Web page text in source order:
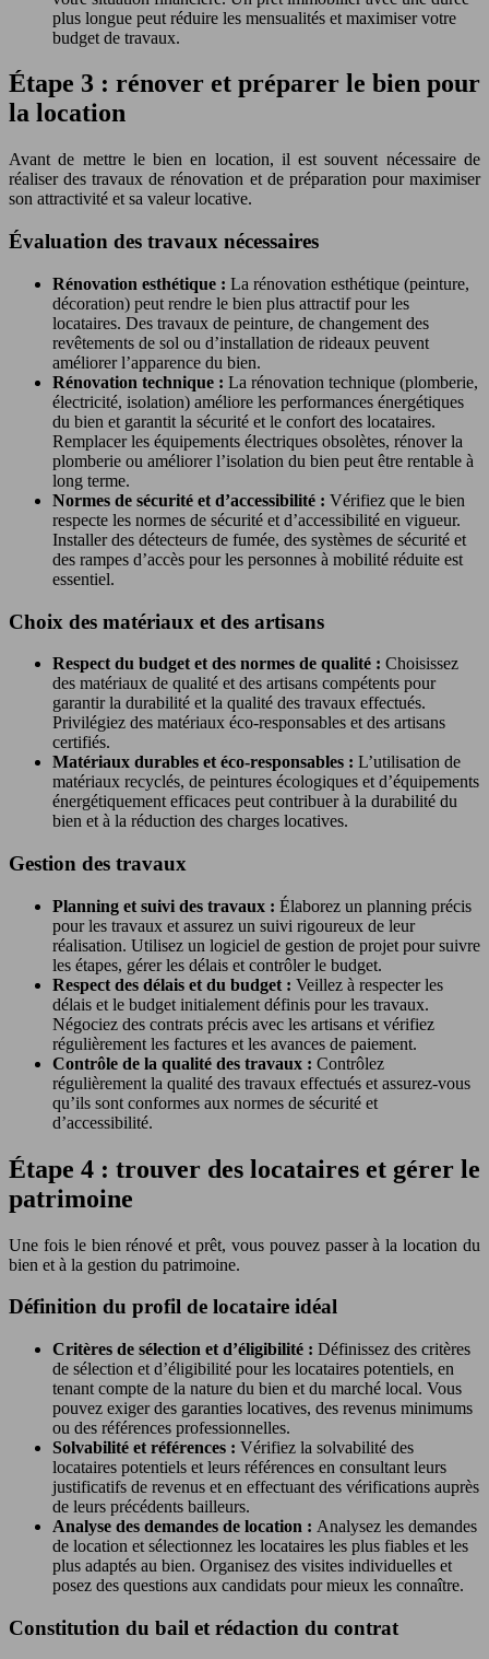
plus longue peut réduire les mensualités et maximiser votre
budget de travaux.
Étape 3 : rénover et préparer le bien pour
la location
Avant de mettre le bien en location, il est souvent nécessaire de
réaliser des travaux de rénovation et de préparation pour maximiser
son attractivité et sa valeur locative.
Évaluation des travaux nécessaires
Rénovation esthétique : La rénovation esthétique (peinture,
décoration) peut rendre le bien plus attractif pour les
locataires. Des travaux de peinture, de changement des
revêtements de sol ou d’installation de rideaux peuvent
améliorer l’apparence du bien.
Rénovation technique : La rénovation technique (plomberie,
électricité, isolation) améliore les performances énergétiques
du bien et garantit la sécurité et le confort des locataires.
Remplacer les équipements électriques obsolètes, rénover la
plomberie ou améliorer l’isolation du bien peut être rentable à
long terme.
Normes de sécurité et d’accessibilité : Vérifiez que le bien
respecte les normes de sécurité et d’accessibilité en vigueur.
Installer des détecteurs de fumée, des systèmes de sécurité et
des rampes d’accès pour les personnes à mobilité réduite est
essentiel.
Choix des matériaux et des artisans
Respect du budget et des normes de qualité : Choisissez
des matériaux de qualité et des artisans compétents pour
garantir la durabilité et la qualité des travaux effectués.
Privilégiez des matériaux éco-responsables et des artisans
certifiés.
Matériaux durables et éco-responsables : L’utilisation de
matériaux recyclés, de peintures écologiques et d’équipements
énergétiquement efficaces peut contribuer à la durabilité du
bien et à la réduction des charges locatives.
Gestion des travaux
Planning et suivi des travaux : Élaborez un planning précis
pour les travaux et assurez un suivi rigoureux de leur
réalisation. Utilisez un logiciel de gestion de projet pour suivre
les étapes, gérer les délais et contrôler le budget.
Respect des délais et du budget : Veillez à respecter les
délais et le budget initialement définis pour les travaux.
Négociez des contrats précis avec les artisans et vérifiez
régulièrement les factures et les avances de paiement.
Contrôle de la qualité des travaux : Contrôlez
régulièrement la qualité des travaux effectués et assurez-vous
qu’ils sont conformes aux normes de sécurité et
d’accessibilité.
Étape 4 : trouver des locataires et gérer le
patrimoine
Une fois le bien rénové et prêt, vous pouvez passer à la location du
bien et à la gestion du patrimoine.
Définition du profil de locataire idéal
Critères de sélection et d’éligibilité : Définissez des critères
de sélection et d’éligibilité pour les locataires potentiels, en
tenant compte de la nature du bien et du marché local. Vous
pouvez exiger des garanties locatives, des revenus minimums
ou des références professionnelles.
Solvabilité et références : Vérifiez la solvabilité des
locataires potentiels et leurs références en consultant leurs
justificatifs de revenus et en effectuant des vérifications auprès
de leurs précédents bailleurs.
Analyse des demandes de location : Analysez les demandes
de location et sélectionnez les locataires les plus fiables et les
plus adaptés au bien. Organisez des visites individuelles et
posez des questions aux candidats pour mieux les connaître.
Constitution du bail et rédaction du contrat